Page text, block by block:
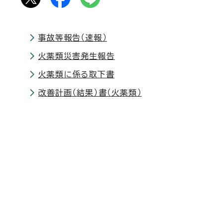
事故等報告（速報）
火薬類災害発生報告
火薬類に係る取下書
改善計画（結果）書（火薬類）